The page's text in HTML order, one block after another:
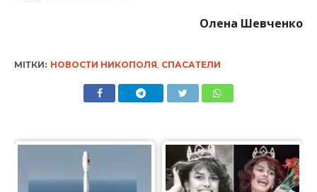
Олена Шевченко
МІТКИ: НОВОСТИ НИКОПОЛЯ, СПАСАТЕЛИ